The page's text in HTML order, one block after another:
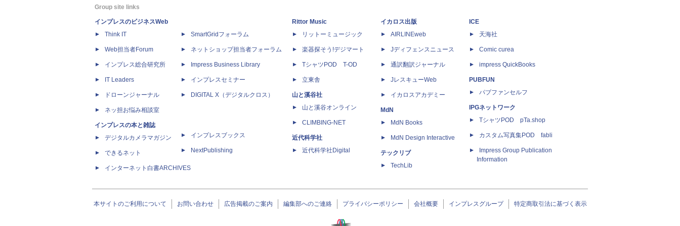
Group site links
インプレスのビジネスWeb
Think IT
Web担当者Forum
インプレス総合研究所
IT Leaders
ドローンジャーナル
ネッ担お悩み相談室
インプレスの本と雑誌
デジタルカメラマガジン
できるネット
インターネット白書ARCHIVES
SmartGridフォーラム
ネットショップ担当者フォーラム
Impress Business Library
インプレスセミナー
DIGITAL X（デジタルクロス）
インプレスブックス
NextPublishing
Rittor Music
リットーミュージック
楽器探そう!デジマート
TシャツPOD T-OD
立東舎
山と溪谷社
山と溪谷オンライン
CLIMBING-NET
近代科学社
近代科学社Digital
イカロス出版
AIRLINEweb
Jディフェンスニュース
通訳翻訳ジャーナル
JレスキューWeb
イカロスアカデミー
MdN
MdN Books
MdN Design Interactive
テックリブ
TechLib
ICE
天海社
Comic curea
impress QuickBooks
PUBFUN
パブファンセルフ
IPGネットワーク
TシャツPOD pTa.shop
カスタム写真集POD fabli
Impress Group Publication
Information
本サイトのご利用について お問い合わせ 広告掲載のご案内 編集部へのご連絡 プライバシーポリシー 会社概要 インプレスグループ 特定商取引法に基づく表示